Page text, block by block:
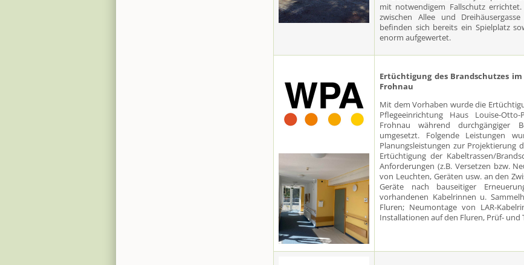
mit notwendigem Fallschutz
zwischen Allee und
befinden sich bereits ein Spielplatz
enorm aufgewertet.
Ertüchtigung des Brandschutzes
Frohnau
Mit dem Vorhaben wurde die
Pflegeeinrichtung Haus Louise-
Frohnau während durchgängiger
umgesetzt. Folgende Leistungen
Planungsleistungen zur Projektierung
Ertüchtigung der Kabeltrassen/
Anforderungen (z.B. Versetzen bzw.
von Leuchten, Geräten usw. an den
Geräte nach bauseitiger
vorhandenen Kabelrinnen u.
Fluren; Neumontage von LAR-
Installationen auf den Fluren, Prüf- und